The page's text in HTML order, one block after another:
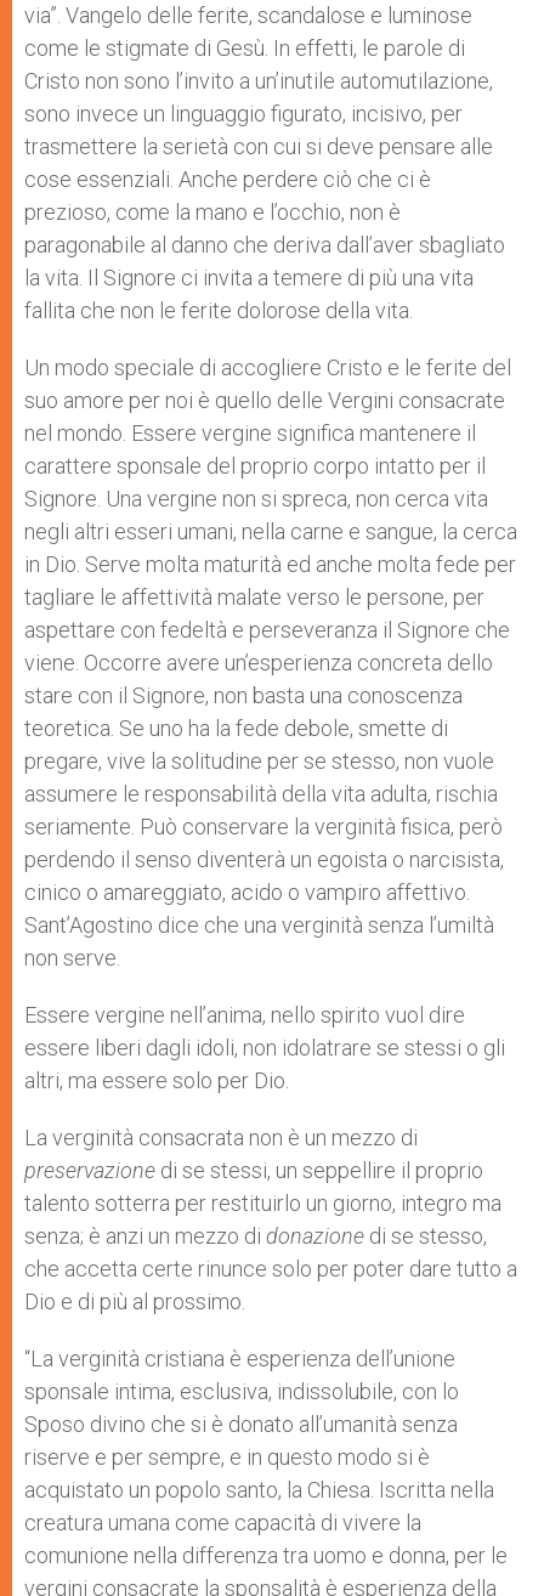
via”. Vangelo delle ferite, scandalose e luminose
come le stigmate di Gesù. In effetti, le parole di
Cristo non sono l’invito a un’inutile auto­mutilazione,
sono invece un linguaggio figurato, incisivo, per
trasmettere la serietà con cui si deve pensare alle
cose essenziali. Anche perdere ciò che ci è
prezioso, come la mano e l’occhio, non è
paragonabile al danno che deriva dall’aver sbagliato
la vita. Il Signore ci invita a temere di più una vita
fallita che non le ferite dolorose della vita.
Un modo speciale di accogliere Cristo e le ferite del
suo amore per noi è quello delle Vergini consacrate
nel mondo. Essere vergine significa mantenere il
carattere sponsale del proprio corpo intatto per il
Signore. Una vergine non si spreca, non cerca vita
negli altri esseri umani, nella carne e sangue, la cerca
in Dio. Serve molta maturità ed anche molta fede per
tagliare le affettività malate verso le persone, per
aspettare con fedeltà e perseveranza il Signore che
viene. Occorre avere un’esperienza concreta dello
stare con il Signore, non basta una conoscenza
teoretica. Se uno ha la fede debole, smette di
pregare, vive la solitudine per se stesso, non vuole
assumere le responsabilità della vita adulta, rischia
seriamente. Può conservare la verginità fisica, però
perdendo il senso diventerà un egoista o narcisista,
cinico o amareggiato, acido o vampiro affettivo.
Sant’Agostino dice che una verginità senza l’umiltà
non serve.
Essere vergine nell’anima, nello spirito vuol dire
essere liberi dagli idoli, non idolatrare se stessi o gli
altri, ma essere solo per Dio.
La verginità consacrata non è un mezzo di
preservazione di se stessi, un seppellire il proprio
talento sotterra per restituirlo un giorno, integro ma
senza; è anzi un mezzo di donazione di se stesso,
che accetta certe rinunce solo per poter dare tutto a
Dio e di più al prossimo.
“La verginità cristiana è esperienza dell’unione
sponsale intima, esclusiva, indissolubile, con lo
Sposo divino che si è donato all’umanità senza
riserve e per sempre, e in questo modo si è
acquistato un popolo santo, la Chiesa. Iscritta nella
creatura umana come capacità di vivere la
comunione nella differenza tra uomo e donna, per le
vergini consacrate la sponsalità è esperienza della